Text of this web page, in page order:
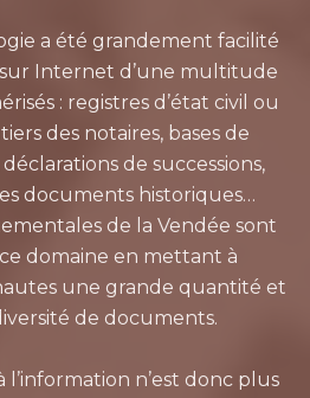
a été grandement facilité
Internet d’une multitude
: registres d’état civil ou
des notaires, bases de
de successions,
documents historiques…
de la Vendée sont
domaine en mettant à
une grande quantité et
de documents.
l’information n’est donc plus